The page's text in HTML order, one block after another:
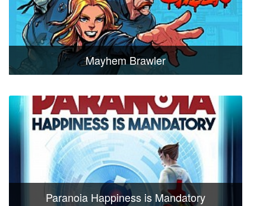
Mayhem Brawler
Paranoia Happiness is Mandatory